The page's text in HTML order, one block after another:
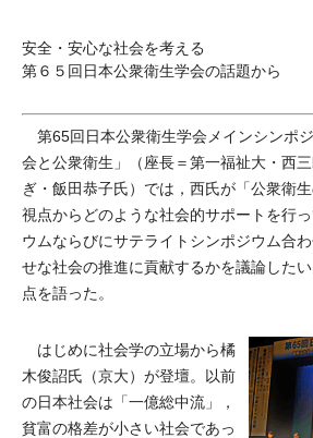
安全・安心な社会を考える
第６５回日本公衆衛生学会の話題から
第65回日本公衆衛生学会メインシンポ
会と公衆衛生」（座長＝第一福祉大・西
ぎ・飯田恭子氏）では，西氏が「公衆衛
視点からどのような社会的サポートを行
ウムならびにサテライトシンポジウム合
せな社会の推進に貢献するかを議論した
点を語った。
はじめに社会学の立場から橘
木俊詔氏（京大）が登壇。以前
の日本社会は「一億総中流」，
貧富の格差が小さい社会であっ